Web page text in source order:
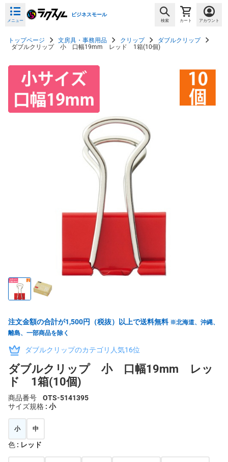
メニュー
ビジネスモール
検索 カート アカウント
トップページ 文房具・事務用品 クリップ
ダブルクリップ
ダブルクリップ 小 口幅19mm レッド 1箱(10個)
注文金額の合計が1,500円（税抜）以上で送料無料 ※北海道、沖縄、
離島、一部商品を除く
ダブルクリップのカテゴリ人気16位
ダブルクリップ 小 口幅19mm レッ
ド 1箱(10個)
商品番号
OTS-5141395
サイズ規格 : 小
小 中
色 : レッド